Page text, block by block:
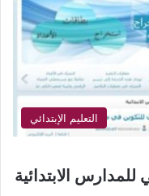
التعليم الإبتدائي
الابتدائية